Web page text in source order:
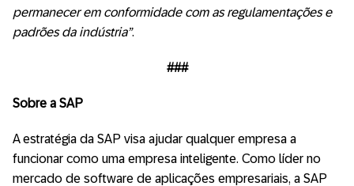
permanecer em conformidade com as regulamentações e
padrões da indústria”.
###
Sobre a SAP
A estratégia da SAP visa ajudar qualquer empresa a
funcionar como uma empresa inteligente. Como líder no
mercado de software de aplicações empresariais, a SAP